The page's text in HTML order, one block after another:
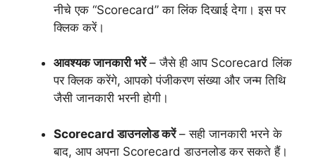
नीचे एक “Scorecard” का लिंक दिखाई देगा। इस पर
क्लिक करें।
आवश्यक जानकारी भरें– जैसे ही आप Scorecard लिंक
पर क्लिक करेंगे, आपको पंजीकरण संख्या और जन्म तिथि
जैसी जानकारी भरनी होगी।
Scorecard डाउनलोड करें– सही जानकारी भरने के
बाद, आप अपना Scorecard डाउनलोड कर सकते हैं।